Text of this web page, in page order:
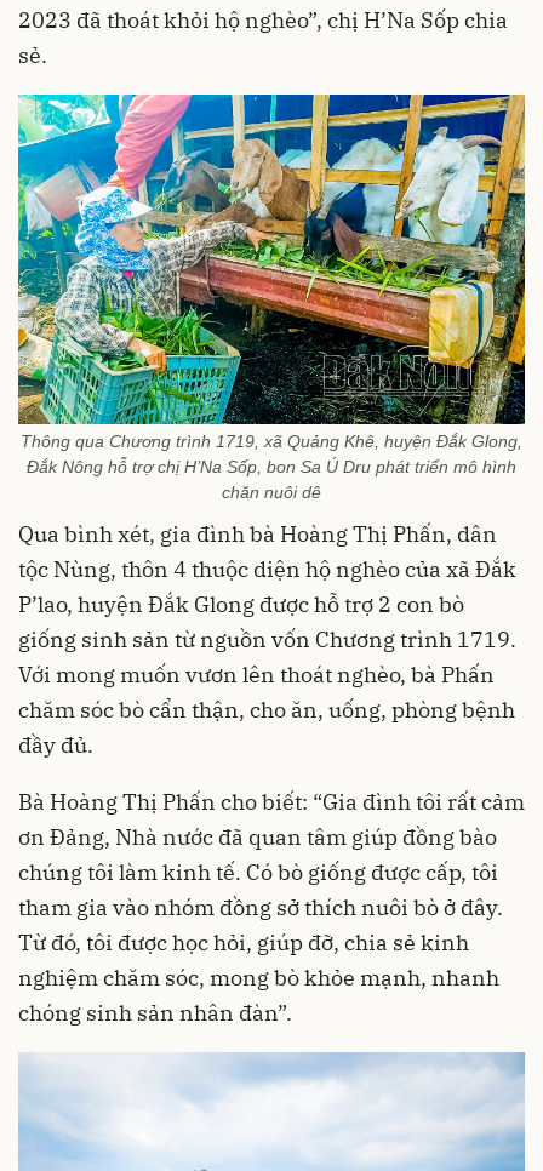
2023 đã thoát khỏi hộ nghèo”, chị H’Na Sốp chia
sẻ.
Thông qua Chương trình 1719, xã Quảng Khê, huyện Đắk Glong,
Đắk Nông hỗ trợ chị H’Na Sốp, bon Sa Ú Dru phát triển mô hình
chăn nuôi dê
Qua bình xét, gia đình bà Hoàng Thị Phấn, dân
tộc Nùng, thôn 4 thuộc diện hộ nghèo của xã Đắk
P’lao, huyện Đắk Glong được hỗ trợ 2 con bò
giống sinh sản từ nguồn vốn Chương trình 1719.
Với mong muốn vươn lên thoát nghèo, bà Phấn
chăm sóc bò cẩn thận, cho ăn, uống, phòng bệnh
đầy đủ.
Bà Hoàng Thị Phấn cho biết: “Gia đình tôi rất cảm
ơn Đảng, Nhà nước đã quan tâm giúp đồng bào
chúng tôi làm kinh tế. Có bò giống được cấp, tôi
tham gia vào nhóm đồng sở thích nuôi bò ở đây.
Từ đó, tôi được học hỏi, giúp đỡ, chia sẻ kinh
nghiệm chăm sóc, mong bò khỏe mạnh, nhanh
chóng sinh sản nhân đàn”.